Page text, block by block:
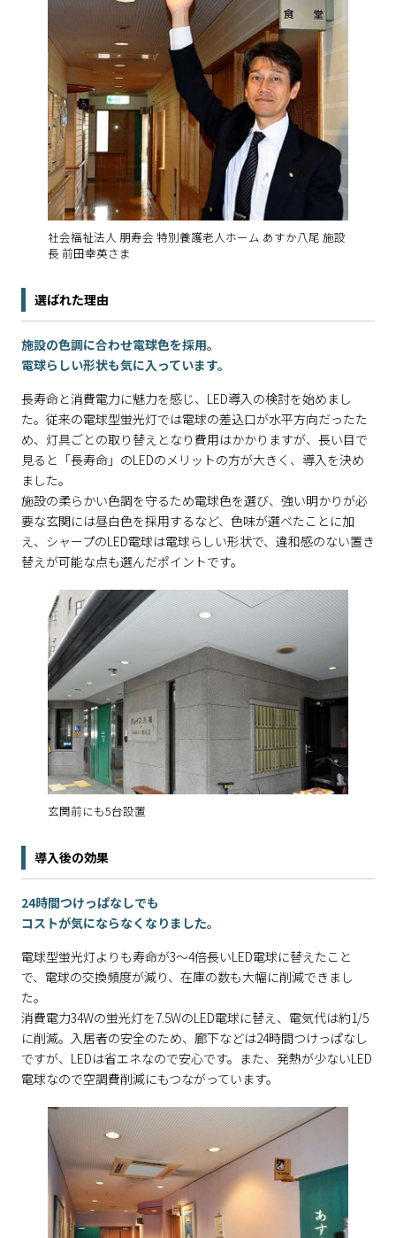
社会福祉法人 朋寿会 特別養護老人ホーム あすか八尾 施設
長 前田幸英さま
選ばれた理由
施設の色調に合わせ電球色を採用。
電球らしい形状も気に入っています。
長寿命と消費電力に魅力を感じ、LED導入の検討を始めまし
た。従来の電球型蛍光灯では電球の差込口が水平方向だったた
め、灯具ごとの取り替えとなり費用はかかりますが、長い目で
見ると「長寿命」のLEDのメリットの方が大きく、導入を決め
ました。
施設の柔らかい色調を守るため電球色を選び、強い明かりが必
要な玄関には昼白色を採用するなど、色味が選べたことに加
え、シャープのLED電球は電球らしい形状で、違和感のない置き
替えが可能な点も選んだポイントです。
玄関前にも5台設置
導入後の効果
24時間つけっぱなしでも
コストが気にならなくなりました。
電球型蛍光灯よりも寿命が3～4倍長いLED電球に替えたこと
で、電球の交換頻度が減り、在庫の数も大幅に削減できまし
た。
消費電力34Wの蛍光灯を7.5WのLED電球に替え、電気代は約1/5
に削減。入居者の安全のため、廊下などは24時間つけっぱなし
ですが、LEDは省エネなので安心です。また、発熱が少ないLED
電球なので空調費削減にもつながっています。